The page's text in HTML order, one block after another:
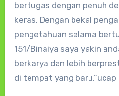
bertugas dengan penuh
keras. Dengan bekal
pengetahuan selama
151/Binaiya saya yakin
berkarya dan lebih
di tempat yang baru,”ucap